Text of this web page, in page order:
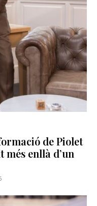
de Piolet
enllà d’un